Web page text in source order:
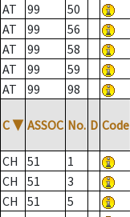
AT
99 50
AT
99 56
AT
99 58
AT
99 59
AT
99 98
C ▼ ASSOC No. D Code
CH 51 1
CH
51 3
CH
51 5